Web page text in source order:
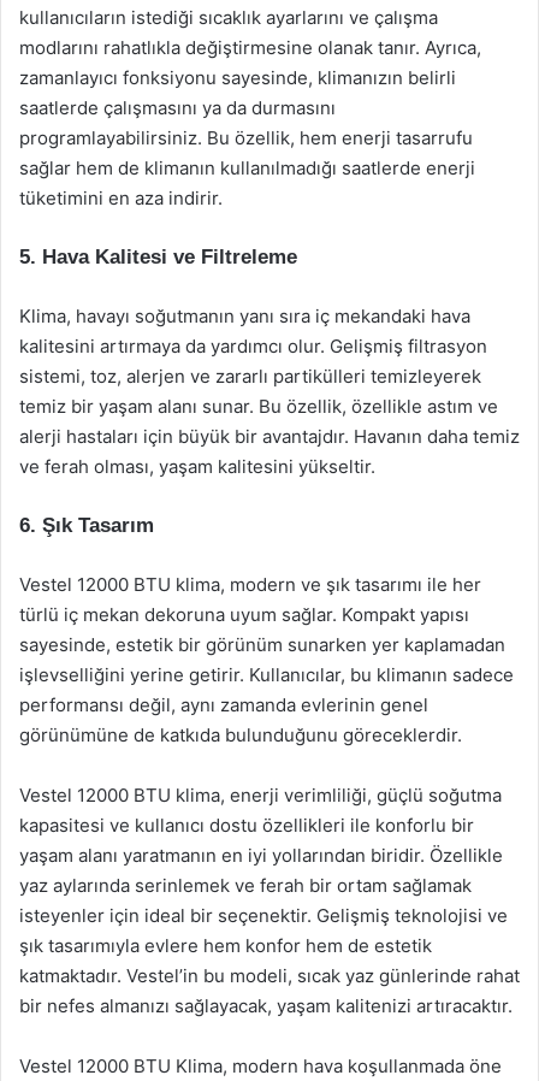
kullanıcıların istediği sıcaklık ayarlarını ve çalışma
modlarını rahatlıkla değiştirmesine olanak tanır. Ayrıca,
zamanlayıcı fonksiyonu sayesinde, klimanızın belirli
saatlerde çalışmasını ya da durmasını
programlayabilirsiniz. Bu özellik, hem enerji tasarrufu
sağlar hem de klimanın kullanılmadığı saatlerde enerji
tüketimini en aza indirir.
5. Hava Kalitesi ve Filtreleme
Klima, havayı soğutmanın yanı sıra iç mekandaki hava
kalitesini artırmaya da yardımcı olur. Gelişmiş filtrasyon
sistemi, toz, alerjen ve zararlı partikülleri temizleyerek
temiz bir yaşam alanı sunar. Bu özellik, özellikle astım ve
alerji hastaları için büyük bir avantajdır. Havanın daha temiz
ve ferah olması, yaşam kalitesini yükseltir.
6. Şık Tasarım
Vestel 12000 BTU klima, modern ve şık tasarımı ile her
türlü iç mekan dekoruna uyum sağlar. Kompakt yapısı
sayesinde, estetik bir görünüm sunarken yer kaplamadan
işlevselliğini yerine getirir. Kullanıcılar, bu klimanın sadece
performansı değil, aynı zamanda evlerinin genel
görünümüne de katkıda bulunduğunu göreceklerdir.
Vestel 12000 BTU klima, enerji verimliliği, güçlü soğutma
kapasitesi ve kullanıcı dostu özellikleri ile konforlu bir
yaşam alanı yaratmanın en iyi yollarından biridir. Özellikle
yaz aylarında serinlemek ve ferah bir ortam sağlamak
isteyenler için ideal bir seçenektir. Gelişmiş teknolojisi ve
şık tasarımıyla evlere hem konfor hem de estetik
katmaktadır. Vestel’in bu modeli, sıcak yaz günlerinde rahat
bir nefes almanızı sağlayacak, yaşam kalitenizi artıracaktır.
Vestel 12000 BTU Klima, modern hava koşullanmada öne